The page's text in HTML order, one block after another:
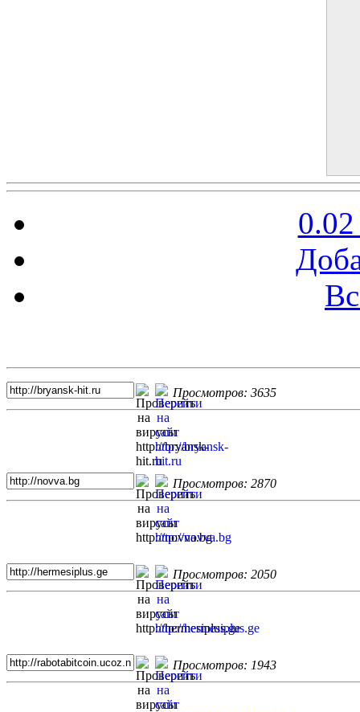
Просмотров: 3635
Просмотров: 2870
Просмотров: 2050
Просмотров: 1943